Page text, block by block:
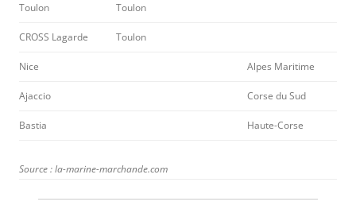
Toulon Toulon
CROSS Lagarde Toulon
Nice Alpes Maritime
Ajaccio Corse du Sud
Bastia Haute-Corse
Source : la-marine-marchande.com